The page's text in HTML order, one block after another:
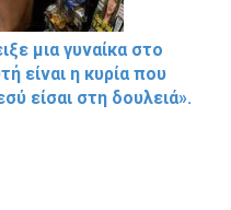
μια γυναίκα στο
είναι η κυρία που
είσαι στη δουλειά».